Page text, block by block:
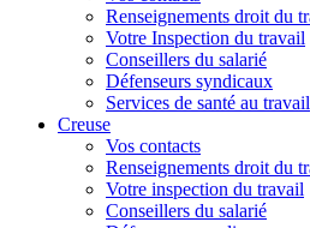
Renseignements droit du
Votre Inspection du travail
Conseillers du salarié
Défenseurs syndicaux
Services de santé au travail
Creuse
Vos contacts
Renseignements droit du
Votre inspection du travail
Conseillers du salarié